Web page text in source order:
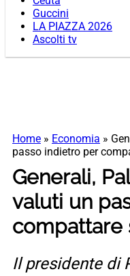
Guccini
LA PIAZZA 2026
Ascolti tv
Home » Economia »
passo indietro per
Generali,
valuti un
compattare
Il presidente di